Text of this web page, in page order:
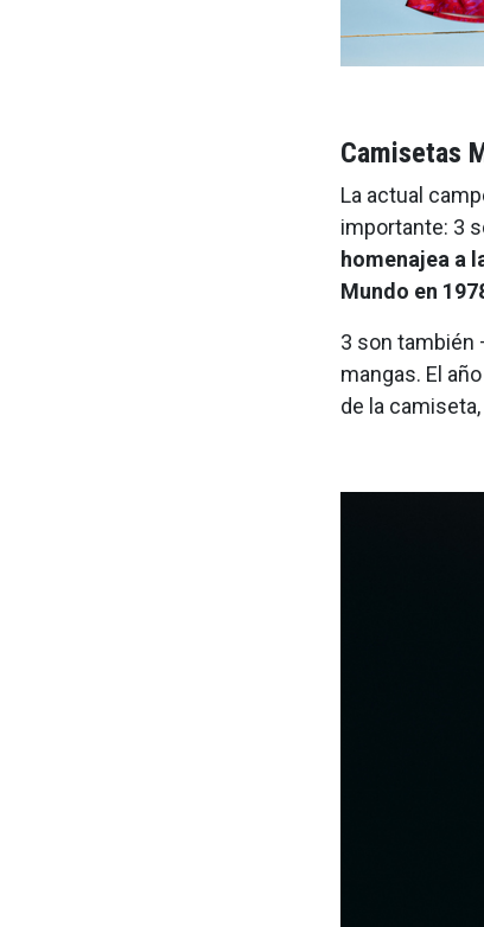
Camisetas
La actual
importante: 3
homenajea a
Mundo en
3 son también
mangas. El
de la